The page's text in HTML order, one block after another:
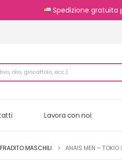
Spedizione gratuita
Lavora con noi
MASCHILI ANAIS MEN – TOKIO